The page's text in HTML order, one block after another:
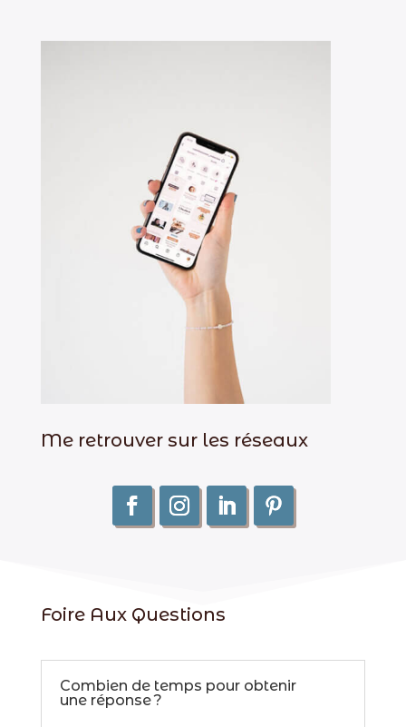
Me retrouver sur les réseaux
Foire Aux Questions
Combien de temps pour obtenir
une réponse ?